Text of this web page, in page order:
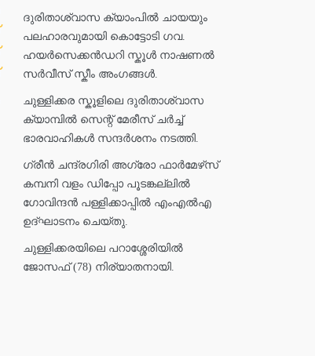
ദുരിതാശ്വാസ ക്യാംപിൽ ചായയും
പലഹാരവുമായി കൊട്ടോടി ഗവ.
ഹയർസെക്കൻഡറി സ്കൂൾ നാഷണൽ
സർവീസ് സ്കീം അംഗങ്ങൾ.
ചുള്ളിക്കര സ്കൂളിലെ ദുരിതാശ്വാസ
ക്യാമ്പിൽ സെന്റ് മേരീസ് ചർച്ച്
ഭാരവാഹികൾ സന്ദർശനം നടത്തി.
ഗ്രീൻ ചന്ദ്രഗിരി അഗ്രോ ഫാർമേഴ്‌സ്
കമ്പനി വളം ഡിപ്പോ പൂടങ്കല്ലിൽ
ഗോവിന്ദൻ പള്ളിക്കാപ്പിൽ എംഎൽഎ
ഉദ്ഘാടനം ചെയ്തു.
ചുള്ളിക്കരയിലെ പറാശ്ശേരിയിൽ
ജോസഫ് (78) നിര്യാതനായി.